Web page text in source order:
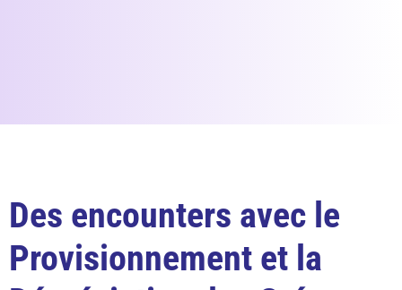
Des encounters avec le
Provisionnement et la